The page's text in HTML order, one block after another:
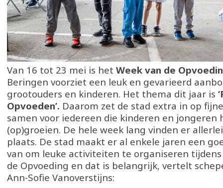
Van 16 tot 23 mei is het Week van de
Beringen voorziet een leuk en gevarieerd
grootouders en kinderen. Het thema dit jaar is
Opvoeden’. Daarom zet de stad extra in op
samen voor iedereen die kinderen en jongeren
(op)groeien. De hele week lang vinden er
plaats. De stad maakt er al enkele jaren een
van om leuke activiteiten te organiseren tijdens
de Opvoeding en dat is belangrijk, vertelt
Ann-Sofie Vanoverstijns: